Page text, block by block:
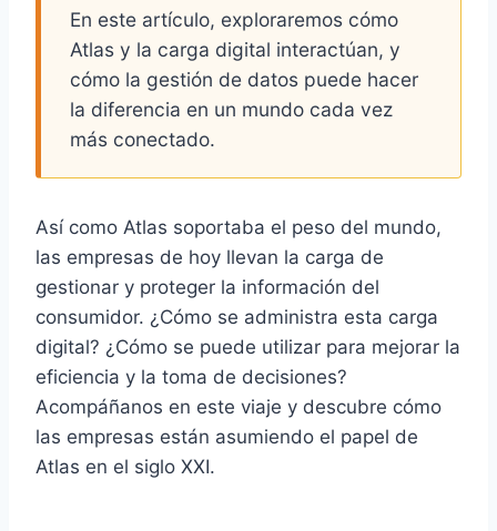
En este artículo, exploraremos cómo
Atlas y la carga digital interactúan, y
cómo la gestión de datos puede hacer
la diferencia en un mundo cada vez
más conectado.
Así como Atlas soportaba el peso del mundo,
las empresas de hoy llevan la carga de
gestionar y proteger la información del
consumidor. ¿Cómo se administra esta carga
digital? ¿Cómo se puede utilizar para mejorar la
eficiencia y la toma de decisiones?
Acompáñanos en este viaje y descubre cómo
las empresas están asumiendo el papel de
Atlas en el siglo XXI.